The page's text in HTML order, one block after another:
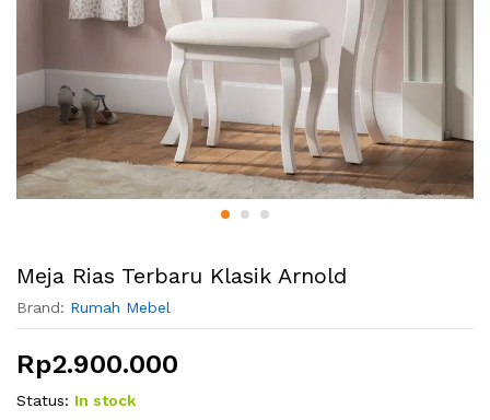
Meja Rias Terbaru Klasik Arnold
Brand: Rumah Mebel
Rp2.900.000
Status: In stock